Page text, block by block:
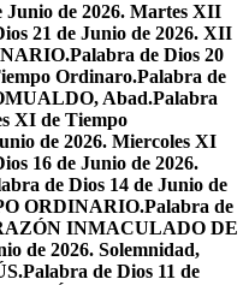
Junio de 2026. Martes XII
21 de Junio de 2026. XII
Palabra de Dios 20
Ordinaro.Palabra de
Abad.Palabra
XI de Tiempo
de 2026. Miercoles XI
16 de Junio de 2026.
de Dios 14 de Junio de
ORDINARIO.Palabra de
INMACULADO DE
de 2026. Solemnidad,
Palabra de Dios 11 de